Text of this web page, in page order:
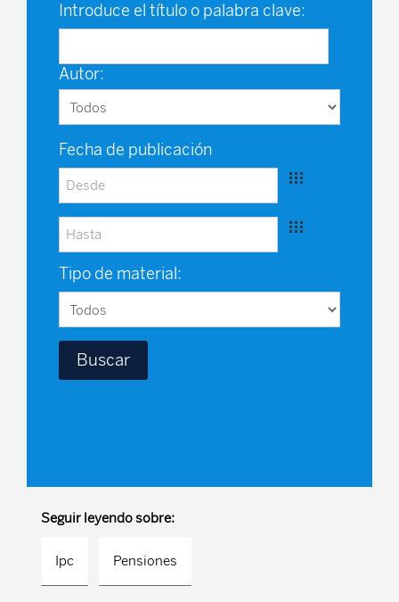
Introduce el título o palabra clave:
Autor:
Fecha de publicación
Tipo de material:
Seguir leyendo sobre:
Ipc Pensiones